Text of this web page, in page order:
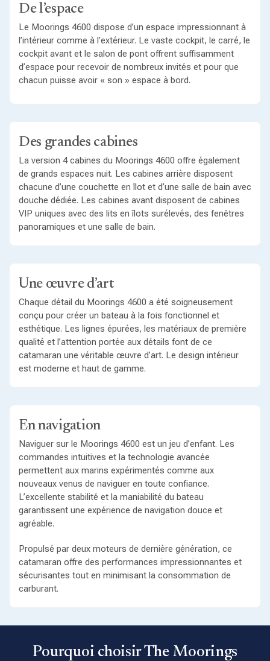
De l’espace
Le Moorings 4600 dispose d’un espace impressionnant à
l’intérieur comme à l’extérieur. Le vaste cockpit, le carré, le
cockpit avant et le salon de pont offrent suffisamment
d’espace pour recevoir de nombreux invités et pour que
chacun puisse avoir « son » espace à bord.
Des grandes cabines
La version 4 cabines du Moorings 4600 offre également
de grands espaces nuit. Les cabines arrière disposent
chacune d’une couchette en îlot et d’une salle de bain avec
douche dédiée. Les cabines avant disposent de cabines
VIP uniques avec des lits en îlots surélevés, des fenêtres
panoramiques et une salle de bain.
Une œuvre d’art
Chaque détail du Moorings 4600 a été soigneusement
conçu pour créer un bateau à la fois fonctionnel et
esthétique. Les lignes épurées, les matériaux de première
qualité et l’attention portée aux détails font de ce
catamaran une véritable œuvre d’art. Le design intérieur
est moderne et haut de gamme.
En navigation
Naviguer sur le Moorings 4600 est un jeu d’enfant. Les
commandes intuitives et la technologie avancée
permettent aux marins expérimentés comme aux
nouveaux venus de naviguer en toute confiance.
L’excellente stabilité et la maniabilité du bateau
garantissent une expérience de navigation douce et
agréable.
Propulsé par deux moteurs de dernière génération, ce
catamaran offre des performances impressionnantes et
sécurisantes tout en minimisant la consommation de
carburant.
Pourquoi choisir The Moorings